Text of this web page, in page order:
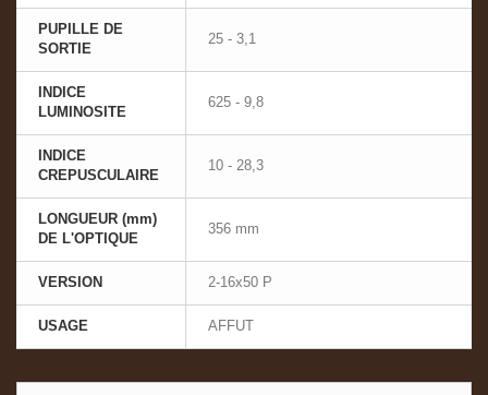
PUPILLE DE
SORTIE
25 - 3,1
INDICE
LUMINOSITE
625 - 9,8
INDICE
CREPUSCULAIRE
10 - 28,3
LONGUEUR (mm)
DE L'OPTIQUE
356 mm
VERSION 2-16x50 P
USAGE AFFUT